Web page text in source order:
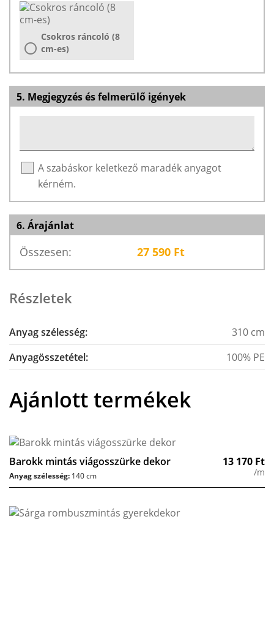
Csokros ráncoló (8
cm-es)
5. Megjegyzés és felmerülő igények
A szabáskor keletkező maradék anyagot
kérném.
6. Árajánlat
Összesen: 27 590 Ft
Részletek
Anyag szélesség:
310 cm
Anyagösszetétel:
100% PE
Ajánlott termékek
Barokk mintás viágosszürke dekor 13 170 Ft
/m
Anyag szélesség: 140 cm